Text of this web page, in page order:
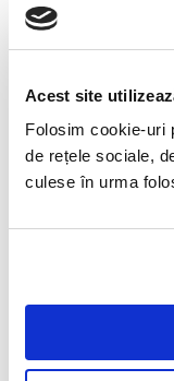
Acest site
Folosim cookie-uri
de rețele sociale,
culese în urma